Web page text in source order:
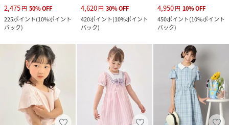
2,475円 50%OFF
225ポイント(10%ポイント
バック)
4,620円 30%OFF
420ポイント(10%ポイント
バック)
4,950円 10%OFF
450ポイント(10%ポイント
バック)